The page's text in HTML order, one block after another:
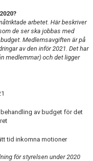
arbetet. Här beskriver
de ser ska jobbas med
Medlemsavgiften är på
av den inför 2021. Det har
medlemmar) och det ligger
av budget för det
tid inkomna motioner
för styrelsen under 2020